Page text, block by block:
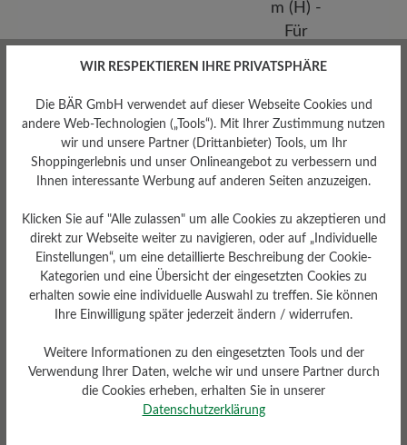
Passform
Comfort - Weite Passform
Füße
Bewertungen lesen
0 von 0 Bewertungen
WIR RESPEKTIEREN IHRE PRIVATSPHÄRE
Die BÄR GmbH verwendet auf dieser Webseite Cookies und
andere Web-Technologien („Tools“). Mit Ihrer Zustimmung nutzen
wir und unsere Partner (Drittanbieter) Tools, um Ihr
Shoppingerlebnis und unser Onlineangebot zu verbessern und
Ihnen interessante Werbung auf anderen Seiten anzuzeigen.
Klicken Sie auf "Alle zulassen" um alle Cookies zu akzeptieren und
direkt zur Webseite weiter zu navigieren, oder auf „Individuelle
Einstellungen“, um eine detaillierte Beschreibung der Cookie-
Kategorien und eine Übersicht der eingesetzten Cookies zu
erhalten sowie eine individuelle Auswahl zu treffen. Sie können
Ihre Einwilligung später jederzeit ändern / widerrufen.
Weitere Informationen zu den eingesetzten Tools und der
Verwendung Ihrer Daten, welche wir und unsere Partner durch
die Cookies erheben, erhalten Sie in unserer
Datenschutzerklärung